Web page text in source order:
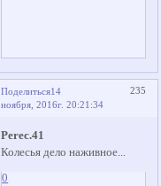
Поделиться 235
14
ноября, 2016г. 20:21:34
Perec.41
Колесья дело наживное...
0